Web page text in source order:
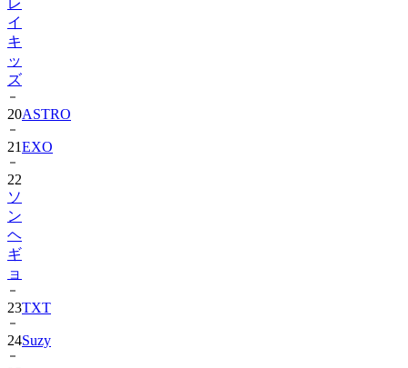
キ
ッ
ズ
20
21EXO
22
ソ
ン
ヘ
ギ
ョ
23
24Suzy
25
チ